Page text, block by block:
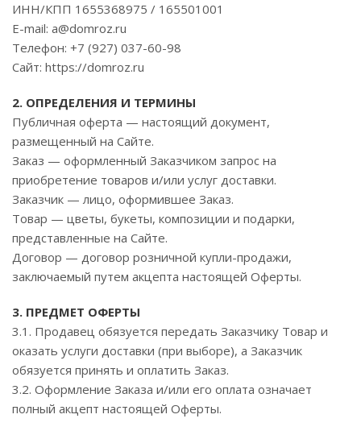
ИНН/КПП 1655368975 / 165501001
E-mail: a@domroz.ru
Телефон: +7 (927) 037-60-98
Сайт: https://domroz.ru
2. ОПРЕДЕЛЕНИЯ И ТЕРМИНЫ
Публичная оферта — настоящий документ,
размещенный на Сайте.
Заказ — оформленный Заказчиком запрос на
приобретение товаров и/или услуг доставки.
Заказчик — лицо, оформившее Заказ.
Товар — цветы, букеты, композиции и подарки,
представленные на Сайте.
Договор — договор розничной купли-продажи,
заключаемый путем акцепта настоящей Оферты.
3. ПРЕДМЕТ ОФЕРТЫ
3.1. Продавец обязуется передать Заказчику Товар и
оказать услуги доставки (при выборе), а Заказчик
обязуется принять и оплатить Заказ.
3.2. Оформление Заказа и/или его оплата означает
полный акцепт настоящей Оферты.